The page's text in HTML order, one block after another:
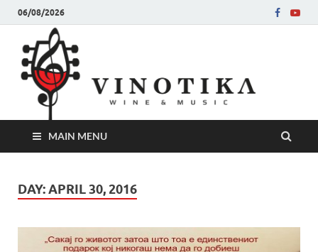
06/08/2026
MAIN MENU
DAY:APRIL 30, 2016